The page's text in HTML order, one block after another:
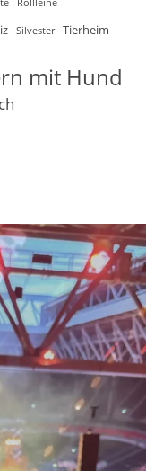
Rollleine
Silvester Tierheim
mit Hund